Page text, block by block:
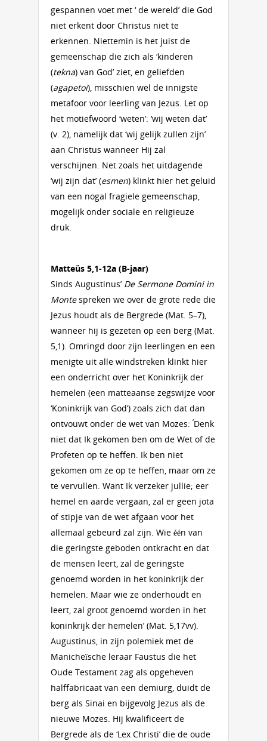
gespannen voet met ‘ de wereld’ die God
niet erkent door Christus niet te
erkennen. Niettemin is het juist de
gemeenschap die zich als ‘kinderen
(tekna) van God’ ziet, en geliefden
(agapetoi), misschien wel de innigste
metafoor voor leerling van Jezus. Let op
het motiefwoord ‘weten’: ‘wij weten dat’
(v. 2), namelijk dat ‘wij gelijk zullen zijn’
aan Christus wanneer Hij zal
verschijnen. Net zoals het uitdagende
‘wij zijn dat’ (esmen) klinkt hier het geluid
van een nogal fragiele gemeenschap,
mogelijk onder sociale en religieuze
druk.
Matteüs 5,1-12a (B-jaar)
Sinds Augustinus’ De Sermone Domini in
Montespreken we over de grote rede die
Jezus houdt als de Bergrede (Mat. 5–7),
wanneer hij is gezeten op een berg (Mat.
5,1). Omringd door zijn leerlingen en een
menigte uit alle windstreken klinkt hier
een onderricht over het Koninkrijk der
hemelen (een matteaanse zegswijze voor
‘Koninkrijk van God’) zoals zich dat dan
ontvouwt onder de wet van Mozes: ‘Denk
niet dat Ik gekomen ben om de Wet of de
Profeten op te heffen. Ik ben niet
gekomen om ze op te heffen, maar om ze
te vervullen. Want Ik verzeker jullie; eer
hemel en aarde vergaan, zal er geen jota
of stipje van de wet afgaan voor het
allemaal gebeurd zal zijn. Wie één van
die geringste geboden ontkracht en dat
de mensen leert, zal de geringste
genoemd worden in het koninkrijk der
hemelen. Maar wie ze onderhoudt en
leert, zal groot genoemd worden in het
koninkrijk der hemelen’ (Mat. 5,17vv).
Augustinus, in zijn polemiek met de
Manicheïsche leraar Faustus die het
Oude Testament zag als opgeheven
halffabricaat van een demiurg, duidt de
berg als Sinai en bijgevolg Jezus als de
nieuwe Mozes. Hij kwalificeert de
Bergrede als de ‘Lex Christi’ die de oude